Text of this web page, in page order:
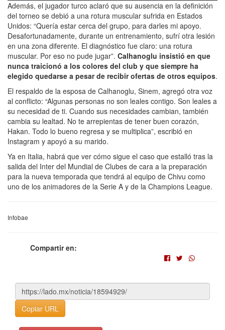
Además, el jugador turco aclaró que su ausencia en la definición
del torneo se debió a una rotura muscular sufrida en Estados
Unidos: “Quería estar cerca del grupo, para darles mi apoyo.
Desafortunadamente, durante un entrenamiento, sufrí otra lesión
en una zona diferente. El diagnóstico fue claro: una rotura
muscular. Por eso no pude jugar”. Calhanoglu insistió en que
nunca traicionó a los colores del club y que siempre ha
elegido quedarse a pesar de recibir ofertas de otros equipos.
El respaldo de la esposa de Calhanoglu, Sinem, agregó otra voz
al conflicto: “Algunas personas no son leales contigo. Son leales a
su necesidad de ti. Cuando sus necesidades cambian, también
cambia su lealtad. No te arrepientas de tener buen corazón,
Hakan. Todo lo bueno regresa y se multiplica”, escribió en
Instagram y apoyó a su marido.
Ya en Italia, habrá que ver cómo sigue el caso que estalló tras la
salida del Inter del Mundial de Clubes de cara a la preparación
para la nueva temporada que tendrá al equipo de Chivu como
uno de los animadores de la Serie A y de la Champions League.
Infobae
Compartir en:
Copiar URL